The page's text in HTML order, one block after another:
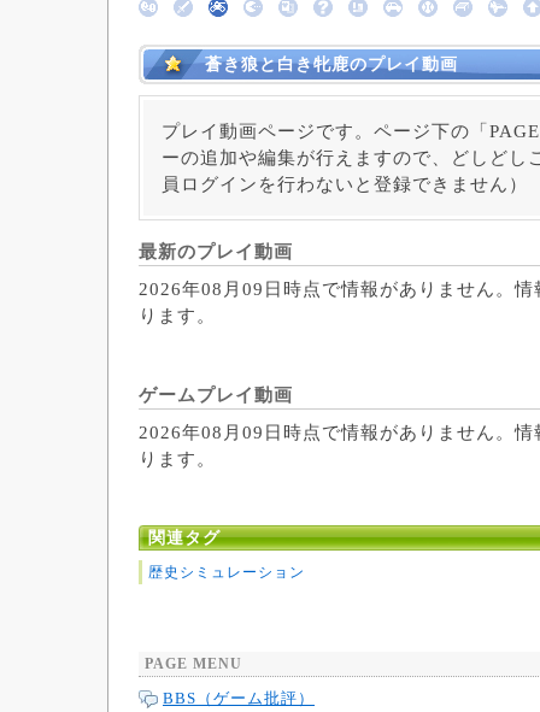
蒼き狼と白き牝鹿のプレイ動画
プレイ動画ページです。ページ下の「
ーの追加や編集が行えますので、どしどし
員ログインを行わないと登録できません）
最新のプレイ動画
2026年08月09日時点で情報がありません。
ります。
ゲームプレイ動画
2026年08月09日時点で情報がありません。
ります。
関連タグ
歴史シミュレーション
PAGE MENU
BBS（ゲーム批評）